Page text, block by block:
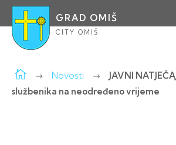
GRAD OMIŠ
CITY OMIŠ
Novosti
JAVNI
službenika na neodređeno vrijeme